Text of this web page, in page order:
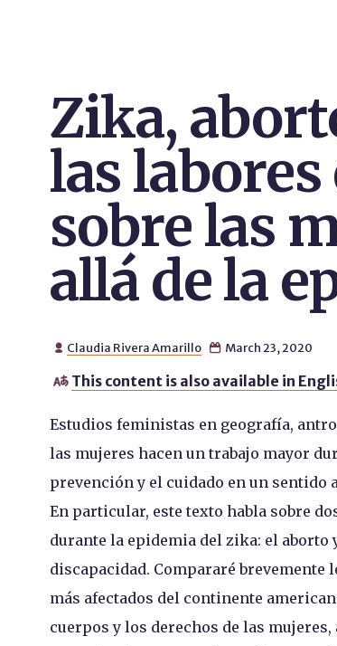
Zika,
las
sobre las
allá de la
 Claudia Rivera Amarillo  March 23, 2020
 This content is also available in
Estudios feministas en geografía,
las mujeres hacen un trabajo mayor
prevención y el cuidado en un sentido
En particular, este texto habla sobre
durante la epidemia del zika: el aborto
discapacidad. Compararé brevemente
más afectados del continente
cuerpos y los derechos de las